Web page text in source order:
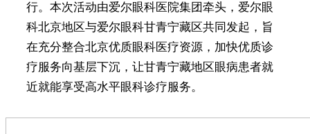
行。本次活动由爱尔眼科医院集团牵头，爱尔眼
科北京地区与爱尔眼科甘青宁藏区共同发起，旨
在充分整合北京优质眼科医疗资源，加快优质诊
疗服务向基层下沉，让甘青宁藏地区眼病患者就
近就能享受高水平眼科诊疗服务。